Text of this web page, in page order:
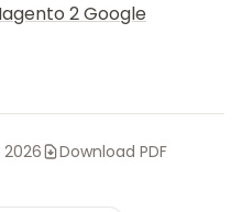
2 Google
Download PDF